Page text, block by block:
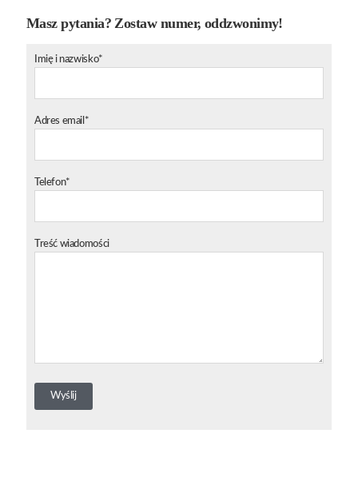
Masz pytania? Zostaw numer, oddzwonimy!
Imię i nazwisko*
Adres email*
Telefon*
Treść wiadomości